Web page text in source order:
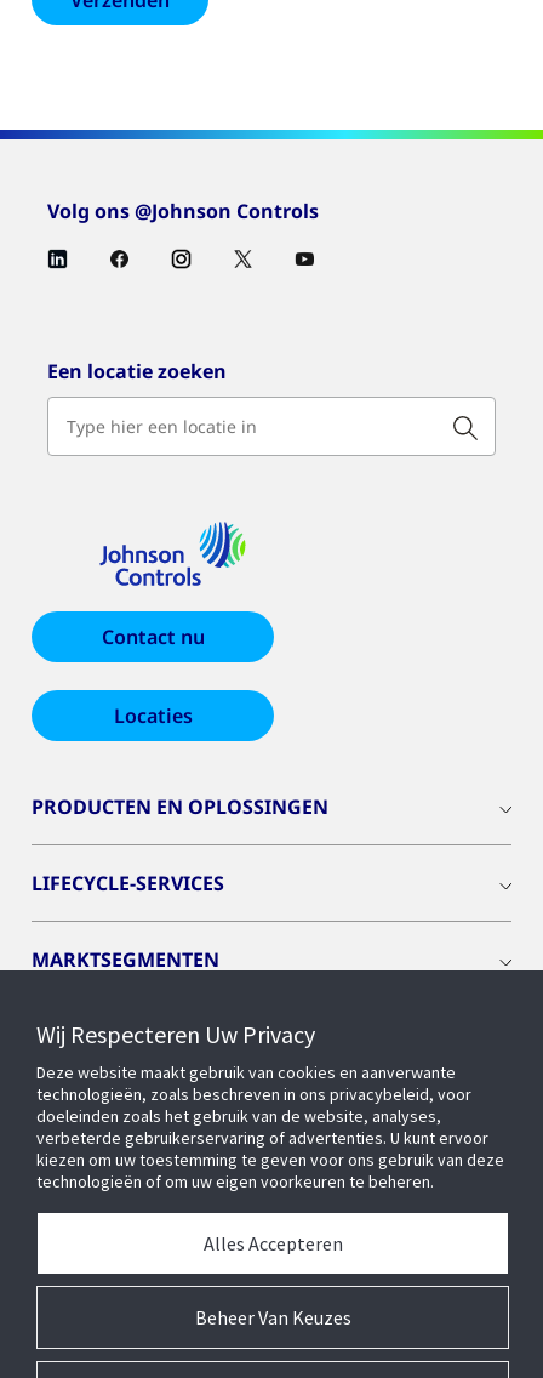
Volg ons @Johnson Controls
Een locatie zoeken
Contact nu
Locaties
PRODUCTEN EN OPLOSSINGEN
LIFECYCLE-SERVICES
MARKTSEGMENTEN
CYBER SOLUTIONS
OPENBLUE
SLIMME GEBOUWEN
Wij Respecteren Uw Privacy
Deze website maakt gebruik van cookies en aanverwante
technologieën, zoals beschreven in ons privacybeleid, voor
doeleinden zoals het gebruik van de website, analyses,
verbeterde gebruikerservaring of advertenties. U kunt ervoor
kiezen om uw toestemming te geven voor ons gebruik van deze
technologieën of om uw eigen voorkeuren te beheren.
Beheer Van Keuzes
Alles Accepteren